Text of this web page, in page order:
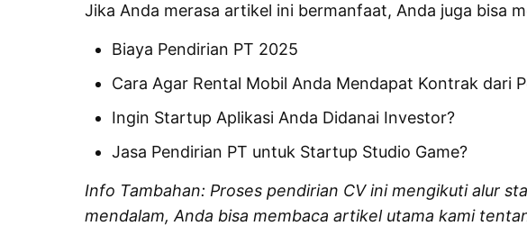
Jika Anda merasa artikel ini bermanfaat, Anda juga bisa
Biaya Pendirian PT 2025
Cara Agar Rental Mobil Anda Mendapat Kontrak dari
Ingin Startup Aplikasi Anda Didanai Investor?
Jasa Pendirian PT untuk Startup Studio Game?
Info Tambahan: Proses pendirian CV ini mengikuti alur
mendalam, Anda bisa membaca artikel utama kami